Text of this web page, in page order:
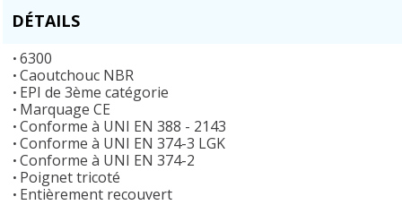
DÉTAILS
6300
Caoutchouc NBR
EPI de 3ème catégorie
Marquage CE
Conforme à UNI EN 388 - 2143
Conforme à UNI EN 374-3 LGK
Conforme à UNI EN 374-2
Poignet tricoté
Entièrement recouvert